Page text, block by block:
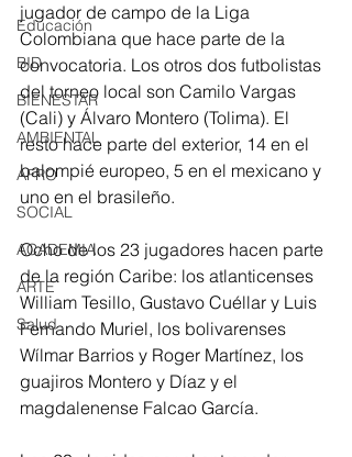
Educación
BID
BIENESTAR
AMBIENTAL
AFRO
SOCIAL
ACADEMIA
ARTE
Salud
jugador de campo de la Liga
Colombiana que hace parte de la
convocatoria. Los otros dos futbolistas
del torneo local son Camilo Vargas
(Cali) y Álvaro Montero (Tolima). El
resto hace parte del exterior, 14 en el
balompié europeo, 5 en el mexicano y
uno en el brasileño.
Ocho de los 23 jugadores hacen parte
de la región Caribe: los atlanticenses
William Tesillo, Gustavo Cuéllar y Luis
Fernando Muriel, los bolivarenses
Wílmar Barrios y Roger Martínez, los
guajiros Montero y Díaz y el
magdalenense Falcao García.